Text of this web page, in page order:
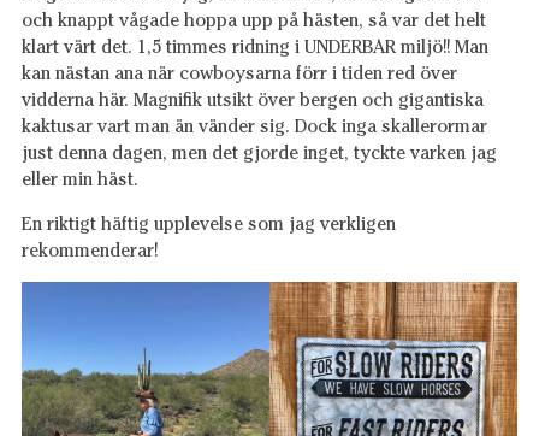
och knappt vågade hoppa upp på hästen, så var det helt
klart värt det. 1,5 timmes ridning i UNDERBAR miljö!! Man
kan nästan ana när cowboysarna förr i tiden red över
vidderna här. Magnifik utsikt över bergen och gigantiska
kaktusar vart man än vänder sig. Dock inga skallerormar
just denna dagen, men det gjorde inget, tyckte varken jag
eller min häst.
En riktigt häftig upplevelse som jag verkligen
rekommenderar!